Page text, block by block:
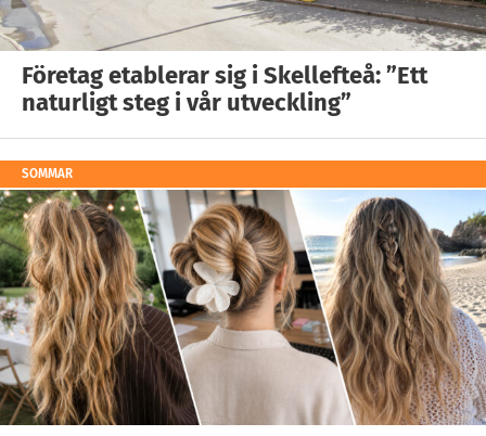
Företag etablerar sig i Skellefteå: ”Ett
naturligt steg i vår utveckling”
SOMMAR